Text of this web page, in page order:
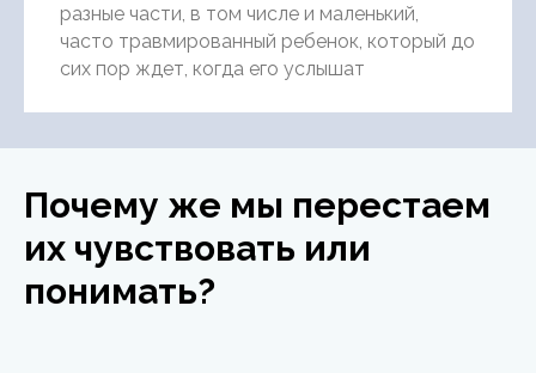
разные части, в том числе и маленький,
часто травмированный ребенок, который до
сих пор ждет, когда его услышат
Почему же мы перестаем
их чувствовать или
понимать?